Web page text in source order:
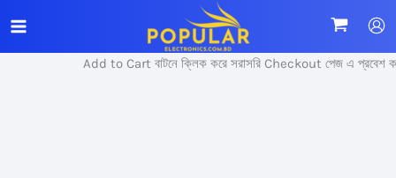
to
content
Add to Cart বাটনে ক্লিক করে সরাসরি Checkout পেজ এ প্রবেশ